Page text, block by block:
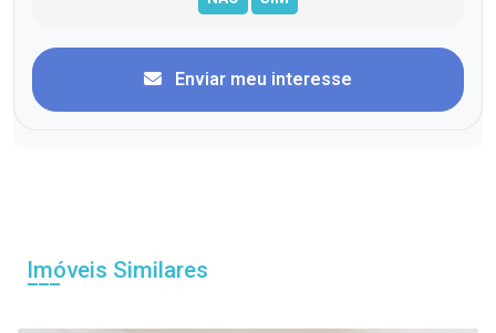
Enviar meu interesse
Imóveis Similares